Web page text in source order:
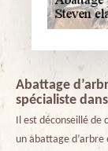
Abattage
spécialiste
Il est déconseillé de
un abattage